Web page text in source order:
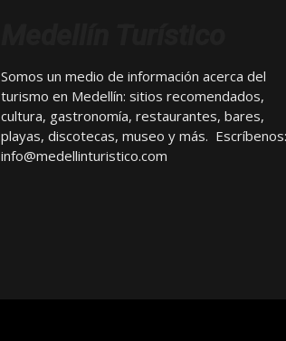
Somos un medio de información acerca del
turismo en Medellín: sitios recomendados,
cultura, gastronomía, restaurantes, bares,
playas, discotecas, museo y más. Escríbenos:
info@medellinturistico.com